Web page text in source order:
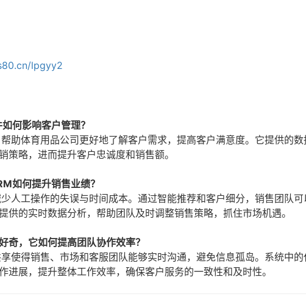
lpgyy2
何影响客户管理？
助体育用品公司更好地了解客户需求，提高客户满意度。它提供的
略，进而提升客户忠诚度和销售额。
如何提升销售业绩？
人工操作的失误与时间成本。通过智能推荐和客户细分，销售团队
的实时数据分析，帮助团队及时调整销售策略，抓住市场机遇。
奇，它如何提高团队协作效率？
使得销售、市场和客服团队能够实时沟通，避免信息孤岛。系统中
展，提升整体工作效率，确保客户服务的一致性和及时性。